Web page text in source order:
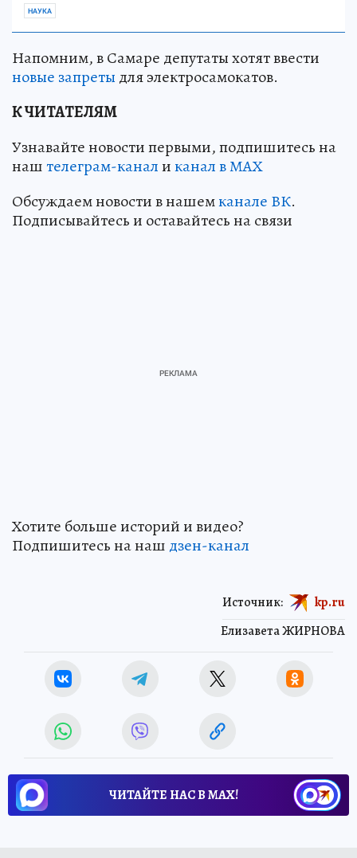
НАУКА
Напомним, в Самаре депутаты хотят ввести
новые запреты для электросамокатов.
К ЧИТАТЕЛЯМ
Узнавайте новости первыми, подпишитесь на
наштелеграм-каналиканал в МАХ
Обсуждаем новости в нашемканале ВК.
Подписывайтесь и оставайтесь на связи
Хотите больше историй и видео?
Подпишитесь на наш дзен-канал
Елизавета ЖИРНОВА
Источник: kp.ru
ЧИТАЙТЕ НАС В МАХ!